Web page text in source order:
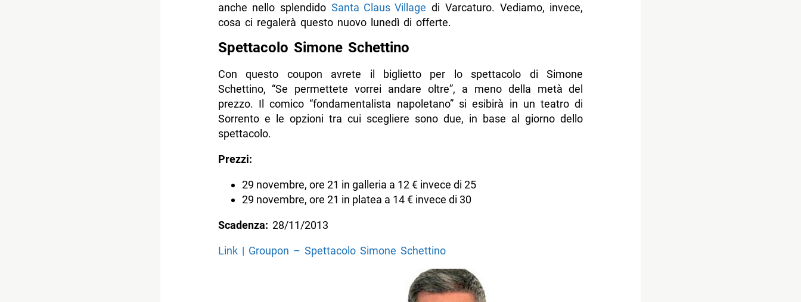
anche nello splendidoSanta Claus Village di Varcaturo. Vediamo, invece,
cosa ci regalerà questo nuovo lunedì di offerte.
Spettacolo Simone Schettino
Con questo coupon avrete il biglietto per lo spettacolo di Simone
Schettino, “Se permettete vorrei andare oltre”, a meno della metà del
prezzo. Il comico “fondamentalista napoletano” si esibirà in un teatro di
Sorrento e le opzioni tra cui scegliere sono due, in base al giorno dello
spettacolo.
Prezzi:
29 novembre, ore 21 in galleria a 12 € invece di 25
29 novembre, ore 21 in platea a 14 € invece di 30
Scadenza: 28/11/2013
Link | Groupon – Spettacolo Simone Schettino